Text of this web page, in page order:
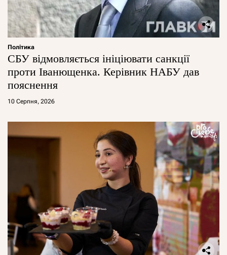
Політика
СБУ відмовляється ініціювати санкції
проти Іванющенка. Керівник НАБУ дав
пояснення
10 Серпня, 2026